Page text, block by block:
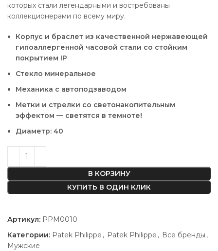
которых стали легендарными и востребованы
коллекционерами по всему миру.
Корпус и браслет из качественной нержавеющей
гипоаллергенной часовой стали со стойким
покрытием IP
Стекло минеральное
Механика с автоподзаводом
Метки и стрелки со светонакопительным
эффектом — светятся в темноте!
Диаметр: 40
В КОРЗИНУ
КУПИТЬ В ОДИН КЛИК
Артикул: PPM0010
Категории: Patek Philippe , Patek Philippe , Все бренды ,
Мужские